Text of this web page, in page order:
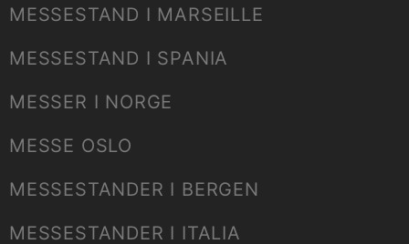
MESSESTAND I MARSEILLE
MESSESTAND I SPANIA
MESSER I NORGE
MESSE OSLO
MESSESTANDER I BERGEN
MESSESTANDER I ITALIA